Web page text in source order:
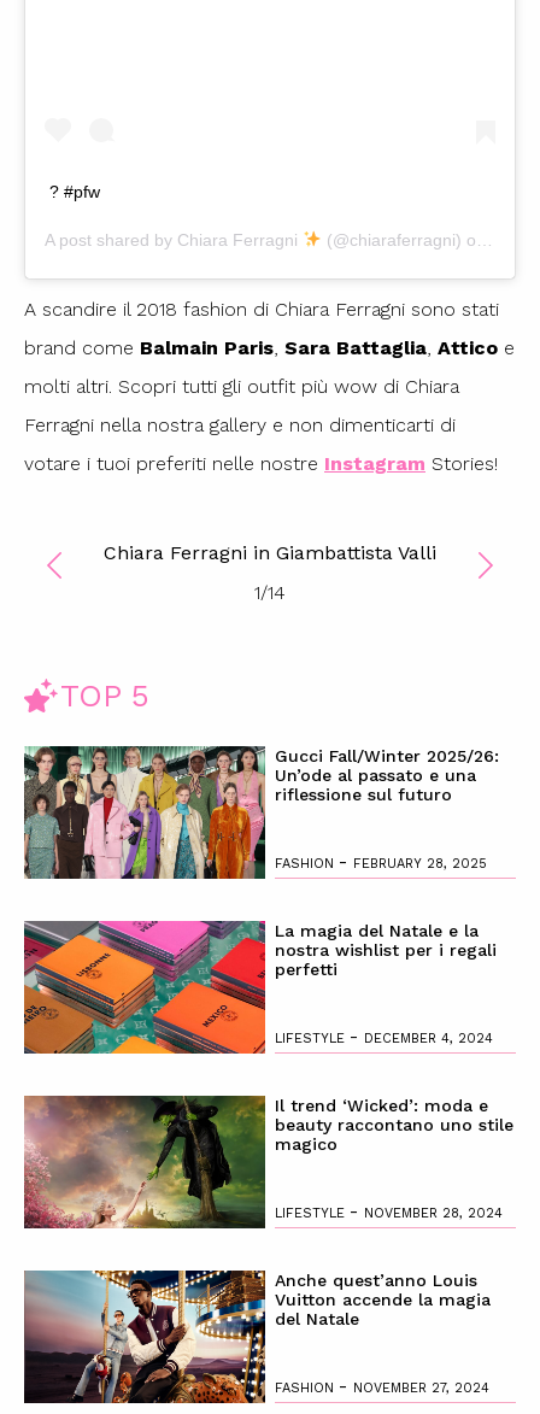
? #pfw
A post shared by Chiara Ferragni (@chiaraferragni) on
A scandire il 2018 fashion di Chiara Ferragni sono stati
brand come Balmain Paris Sara Battaglia Attico e
molti altri. Scopri tutti gli outfit più wow di Chiara
Ferragni nella nostra gallery e non dimenticarti di
votare i tuoi preferiti nelle nostre Instagram Stories!
Chiara Ferragni in Giambattista Valli
1/14
TOP 5
Gucci Fall/Winter 2025/26:
Un’ode al passato e una
riflessione sul futuro
FASHION - FEBRUARY 28, 2025
La magia del Natale e la
nostra wishlist per i regali
perfetti
LIFESTYLE - DECEMBER 4, 2024
Il trend ‘Wicked’: moda e
beauty raccontano uno stile
magico
LIFESTYLE - NOVEMBER 28, 2024
Anche quest’anno Louis
Vuitton accende la magia
del Natale
FASHION - NOVEMBER 27, 2024